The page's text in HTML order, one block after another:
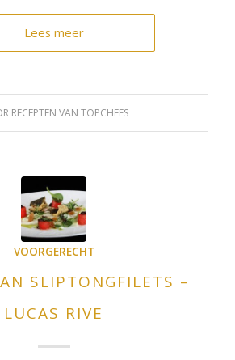
Lees meer
RECEPTEN VAN TOPCHEFS
VOORGERECHT
SLIPTONGFILETS –
LUCAS RIVE